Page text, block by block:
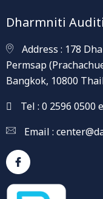
Dharmniti
Address : 178
Permsap
Bangkok, 10800
Tel : 0 2596 0500
Email :